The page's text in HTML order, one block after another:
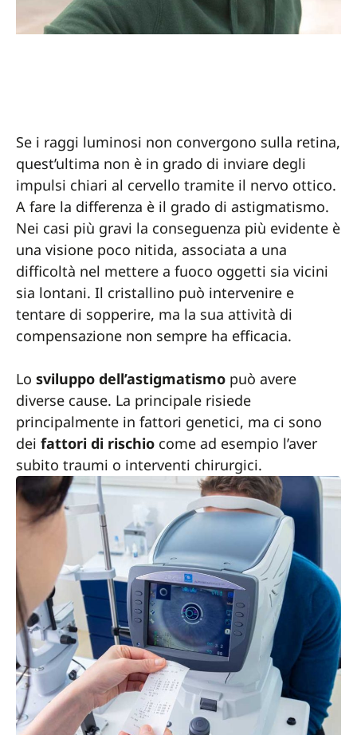
Se i raggi luminosi non convergono sulla retina,
quest’ultima non è in grado di inviare degli
impulsi chiari al cervello tramite il nervo ottico.
A fare la differenza è il grado di astigmatismo.
Nei casi più gravi la conseguenza più evidente è
una visione poco nitida, associata a una
difficoltà nel mettere a fuoco oggetti sia vicini
sia lontani. Il cristallino può intervenire e
tentare di sopperire, ma la sua attività di
compensazione non sempre ha efficacia.
Lo sviluppo dell’astigmatismo può avere
diverse cause. La principale risiede
principalmente in fattori genetici, ma ci sono
dei fattori di rischio come ad esempio l’aver
subito traumi o interventi chirurgici.